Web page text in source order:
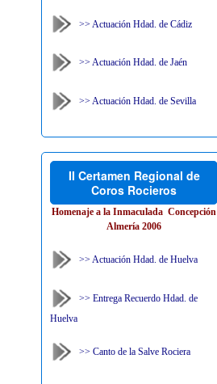
>> Actuación Hdad. de Cádiz
>> Actuación Hdad. de Jaén
>> Actuación Hdad. de Sevilla
II Certamen Regional de
Coros Rocieros
Homenaje a la Inmaculada Concepción
Almería 2006
>> Actuación Hdad. de Huelva
>> Entrega Recuerdo Hdad. de
Huelva
>> Canto de la Salve Rociera